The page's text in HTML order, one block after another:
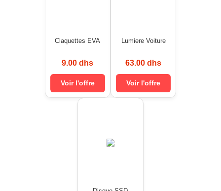
Claquettes EVA
9.00 dhs
Voir l'offre
Lumiere Voiture
63.00 dhs
Voir l'offre